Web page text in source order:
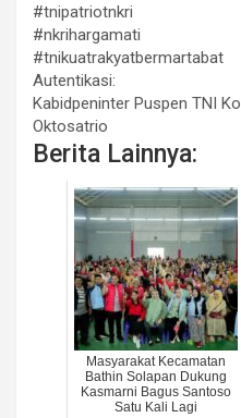
#tnipatriotnkri
#nkrihargamati
#tnikuatrakyatbermartabat
Autentikasi:
Kabidpeninter Puspen TNI
Oktosatrio
Berita Lainnya:
Masyarakat Kecamatan
Bathin Solapan Dukung
Kasmarni Bagus Santoso
Satu Kali Lagi